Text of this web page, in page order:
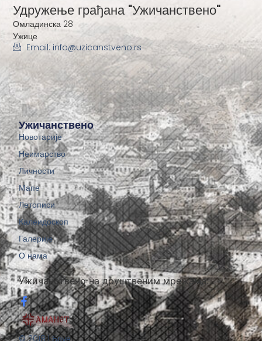
Ужичанствено на друштвеним мрежама:
© 2018 | Бруе
Ужичанствено
Новотарије
Неимарство
Личности
Мапе
Летописи
Калеидоскоп
Галерије
О нама
Удружење грађана "Ужичанствено"
Омладинска 28
Ужице
Email: info@uzicanstveno.rs